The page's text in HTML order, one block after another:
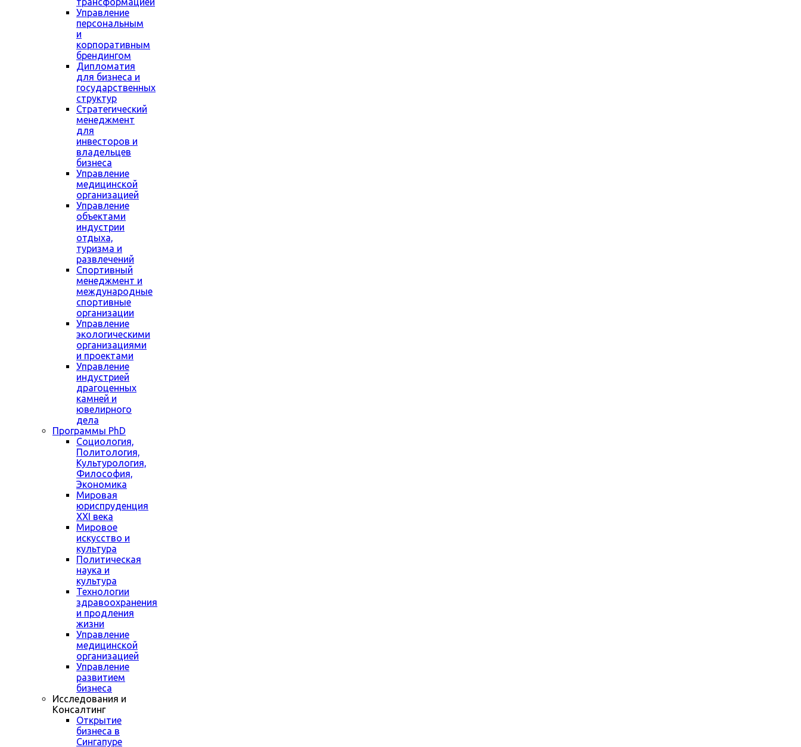
Управление
персональным
и
корпоративным
брендингом
Дипломатия
для бизнеса и
государственных
структур
Стратегический
менеджмент
для
инвесторов и
владельцев
бизнеса
Управление
медицинской
организацией
Управление
объектами
индустрии
отдыха,
туризма и
развлечений
Спортивный
менеджмент и
международные
спортивные
организации
Управление
экологическими
организациями
и проектами
Управление
индустрией
драгоценных
камней и
ювелирного
дела
Программы PhD
Социология,
Политология,
Культурология,
Философия,
Экономика
Мировая
юриспруденция
XXI века
Мировое
искусство и
культура
Политическая
наука и
культура
Технологии
здравоохранения
и продления
жизни
Управление
медицинской
организацией
Управление
развитием
бизнеса
Исследования и
Консалтинг
Открытие
бизнеса в
Сингапуре